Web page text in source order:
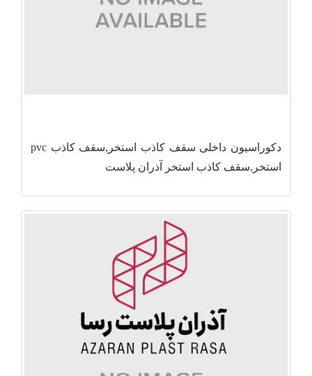
دکوراسیون داخلی سقف کاذب استخر,سقف کاذب pvc
استخر,سقف کاذب استخر آذران پلاست